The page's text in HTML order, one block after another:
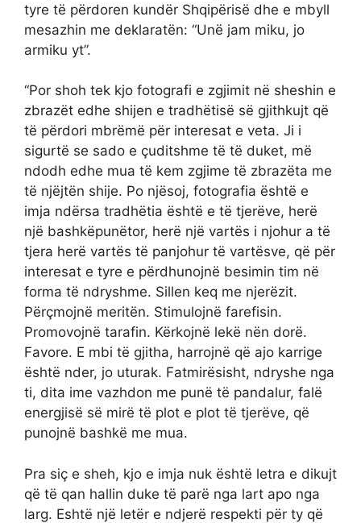
tyre të përdoren kundër Shqipërisë dhe e mbyll
mesazhin me deklaratën: “Unë jam miku, jo
armiku yt”.
“Por shoh tek kjo fotografi e zgjimit në sheshin e
zbrazët edhe shijen e tradhëtisë së gjithkujt që
të përdori mbrëmë për interesat e veta. Ji i
sigurtë se sado e çuditshme të të duket, më
ndodh edhe mua të kem zgjime të zbrazëta me
të njëjtën shije. Po njësoj, fotografia është e
imja ndërsa tradhëtia është e të tjerëve, herë
një bashkëpunëtor, herë një vartës i njohur a të
tjera herë vartës të panjohur të vartësve, që për
interesat e tyre e përdhunojnë besimin tim në
forma të ndryshme. Sillen keq me njerëzit.
Përçmojnë meritën. Stimulojnë farefisin.
Promovojnë tarafin. Kërkojnë lekë nën dorë.
Favore. E mbi të gjitha, harrojnë që ajo karrige
është nder, jo uturak. Fatmirësisht, ndryshe nga
ti, dita ime vazhdon me punë të pandalur, falë
energjisë së mirë të plot e plot të tjerëve, që
punojnë bashkë me mua.
Pra siç e sheh, kjo e imja nuk është letra e dikujt
që të qan hallin duke të parë nga lart apo nga
larg. Eshtë një letër e ndjerë respekti për ty që